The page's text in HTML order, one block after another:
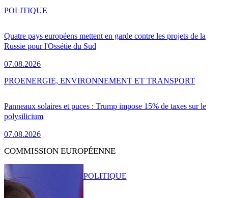
Quatre pays européens mettent en garde contre les projets de la
Russie pour l'Ossétie du Sud
07.08.2026
POLITIQUE
Panneaux solaires et puces : Trump impose 15% de taxes sur le
polysilicium
07.08.2026
PROENERGIE, ENVIRONNEMENT ET TRANSPORT
COMMISSION EUROPÉENNE
POLITIQUE